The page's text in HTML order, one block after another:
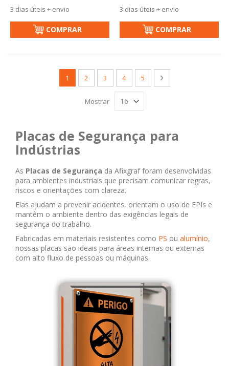
3 dias úteis + envio
COMPRAR
3 dias úteis + envio
COMPRAR
Você esta lendo a pagina
1 Página
2 Página
3 Página
4 Página
5 Página
Próximo
Mostrar
Placas de Segurança para
Indústrias
As Placas de Segurança da Afixgraf foram desenvolvidas
para ambientes industriais que precisam comunicar regras,
riscos e orientações com clareza.
Elas ajudam a prevenir acidentes, orientam o uso de EPIs e
mantêm o ambiente dentro das exigências legais de
segurança do trabalho.
Fabricadas em materiais resistentes como PS ou alumínio,
nossas placas são ideais para áreas internas ou externas
com alto fluxo de pessoas ou máquinas.